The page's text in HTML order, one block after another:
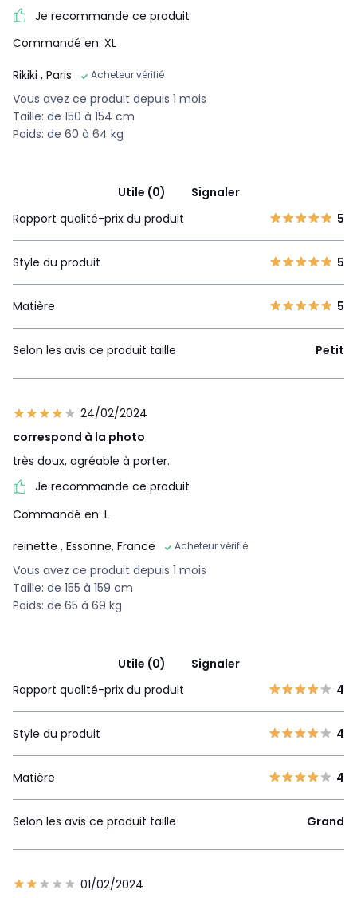
Je recommande ce produit
Commandé en: XL
Rikiki , Paris Acheteur vérifié
Vous avez ce produit depuis 1 mois
Taille: de 150 à 154 cm
Poids: de 60 à 64 kg
Utile (0)
Signaler
Rapport qualité-prix du produit
5
Style du produit 5
Matière 5
Selon les avis ce produit taille Petit
24/02/2024
correspond à la photo
très doux, agréable à porter.
Je recommande ce produit
Commandé en: L
reinette , Essonne, France Acheteur vérifié
Vous avez ce produit depuis 1 mois
Taille: de 155 à 159 cm
Poids: de 65 à 69 kg
Utile (0)
Signaler
Rapport qualité-prix du produit
4
Style du produit 4
Matière 4
Selon les avis ce produit taille Grand
01/02/2024